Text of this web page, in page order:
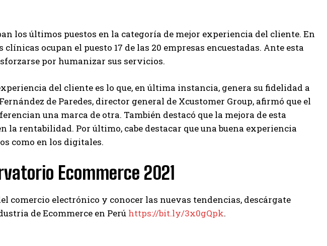
los últimos puestos en la categoría de mejor experiencia del cliente. En
clínicas ocupan el puesto 17 de las 20 empresas encuestadas. Ante esta
por humanizar sus servicios.
del cliente es lo que, en última instancia, genera su fidelidad a
de Paredes, director general de Xcustomer Group, afirmó que el
una marca de otra. También destacó que la mejora de esta
rentabilidad. Por último, cabe destacar que una buena experiencia
como en los digitales.
Ecommerce 2021
comercio electrónico y conocer las nuevas tendencias, descárgate
de Ecommerce en Perú https://bit.ly/3x0gQpk.